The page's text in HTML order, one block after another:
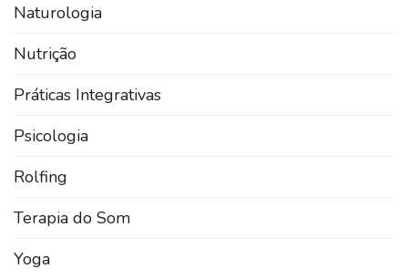
Naturologia
Nutrição
Práticas Integrativas
Psicologia
Rolfing
Terapia do Som
Yoga